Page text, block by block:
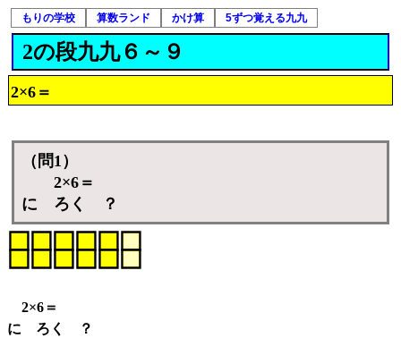
もりの学校 算数ランド かけ算 5ずつ覚える九九
2の段九九６～９
2×6＝
（問1）
2×6＝
に ろく ？
2×6＝
に ろく ？